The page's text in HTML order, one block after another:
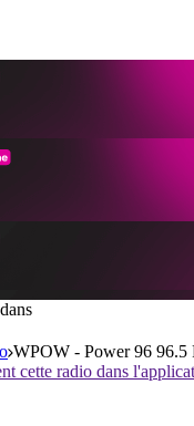
WPOW - Power 96 96.5
cette radio dans